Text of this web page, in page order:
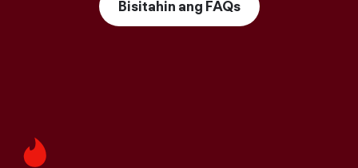
Bisitahin ang FAQs